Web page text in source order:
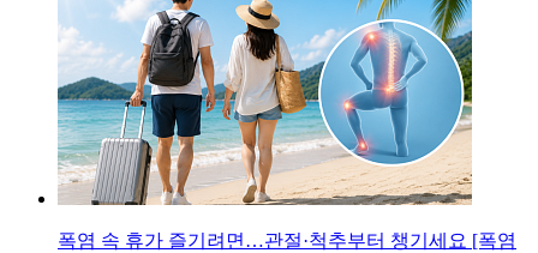
폭염 속 휴가 즐기려면…관절·척추부터 챙기세요 [폭염